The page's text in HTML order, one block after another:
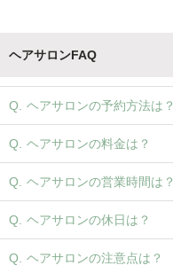
ヘアサロンFAQ
ヘアサロンの予約方法は？
ヘアサロンの料金は？
ヘアサロンの営業時間は？
ヘアサロンの休日は？
ヘアサロンの注意点は？